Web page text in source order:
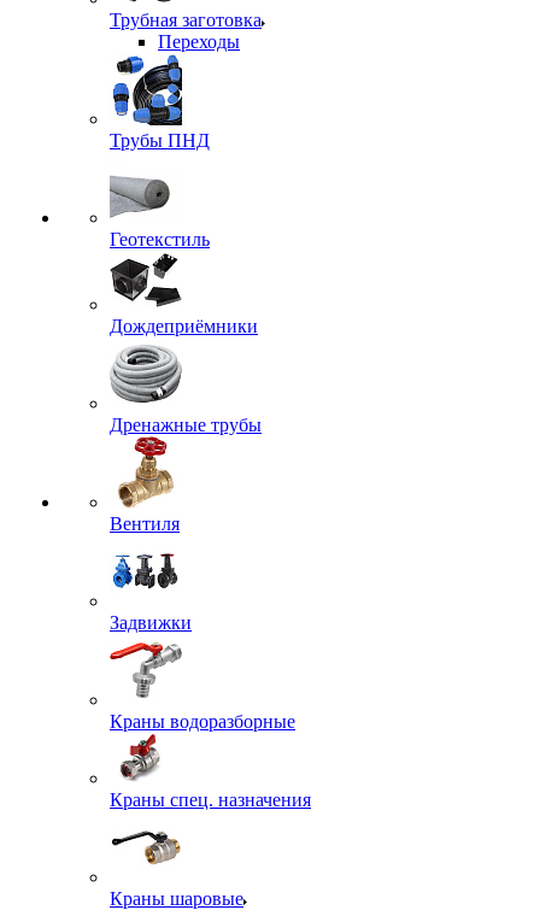
Трубная заготовка
Переходы
Трубы ПНД
Геотекстиль
Дождеприёмники
Дренажные трубы
Вентиля
Задвижки
Краны водоразборные
Краны спец. назначения
Краны шаровые